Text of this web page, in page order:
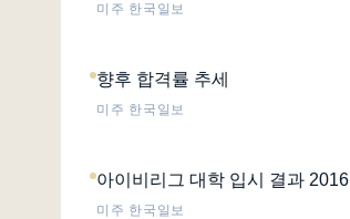
미주 한국일보
향후 합격률 추세
미주 한국일보
아이비리그 대학 입시 결과 2016
미주 한국일보